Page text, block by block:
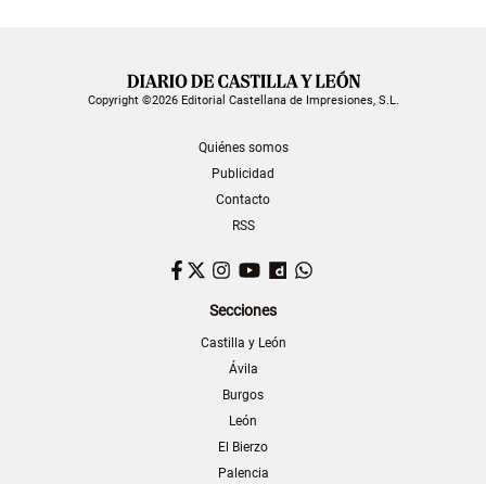
Copyright ©2026 Editorial Castellana de Impresiones, S.L.
Quiénes somos
Publicidad
Contacto
RSS
Facebook
TwitterInstagram
YouTubeDailymotion
Secciones
Castilla y León
Ávila
Burgos
León
El Bierzo
Palencia